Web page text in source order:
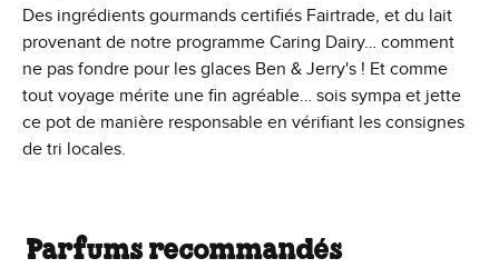
Des ingrédients gourmands certifiés Fairtrade, et du lait
provenant de notre programme Caring Dairy… comment
ne pas fondre pour les glaces Ben & Jerry's ! Et comme
tout voyage mérite une fin agréable… sois sympa et jette
ce pot de manière responsable en vérifiant les consignes
de tri locales.
Parfums recommandés